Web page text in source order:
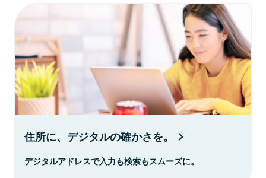
住所に、デジタルの確かさを。
デジタルアドレスで入力も検索もスムーズに。